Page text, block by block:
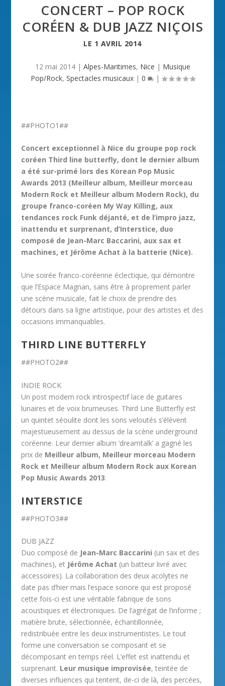
CONCERT – POP ROCK
CORÉEN & DUB JAZZ NIÇOIS
LE 1 AVRIL 2014
12 mai 2014| Alpes-Maritimes, Nice | Musique
Pop/Rock, Spectacles musicaux| 0 |
##PHOTO1##
Concert exceptionnel à Nice du groupe pop rock
coréen Third line butterfly, dont le dernier album
a été sur-primé lors des Korean Pop Music
Awards 2013 (Meilleur album, Meilleur morceau
Modern Rock et Meilleur album Modern Rock), du
groupe franco-coréen My Way Killing, aux
tendances rock Funk déjanté, et de l’impro jazz,
inattendu et surprenant, d’Interstice, duo
composé de Jean-Marc Baccarini, aux sax et
machines, et Jérôme Achat à la batterie (Nice).
Une soirée franco-coréenne éclectique, qui démontre
que l’Espace Magnan, sans être à proprement parler
une scène musicale, fait le choix de prendre des
détours dans sa ligne artistique, pour des artistes et des
occasions immanquables.
THIRD LINE BUTTERFLY
##PHOTO2##
INDIE ROCK
Un post modern rock introspectif lace de guitares
lunaires et de voix brumeuses. Third Line Butterfly est
un quintet séoulite dont les sons veloutés s’élèvent
majestueusement au dessus de la scène underground
coréenne. Leur dernier album ‘dreamtalk’ a gagné les
prix de Meilleur album, Meilleur morceau Modern
Rock et Meilleur album Modern Rock aux Korean
Pop Music Awards 2013.
INTERSTICE
##PHOTO3##
DUB JAZZ
Duo composé de Jean-Marc Baccarini (un sax et des
machines), et Jérôme Achat (un batteur livré avec
accessoires). La collaboration des deux acolytes ne
date pas d’hier mais l’espace sonore qui est proposé
cette fois-ci est une véritable fabrique de sons
acoustiques et électroniques. De l’agrégat de l’informe ;
matière brute, sélectionnée, échantillonnée,
redistribuée entre les deux instrumentistes. Le tout
forme une conversation se composant et se
décomposant en temps réel. L’effet est inattendu et
surprenant. Leur musique improvisée, teintée de
diverses influences qui tentent, de-ci de là, des percées,